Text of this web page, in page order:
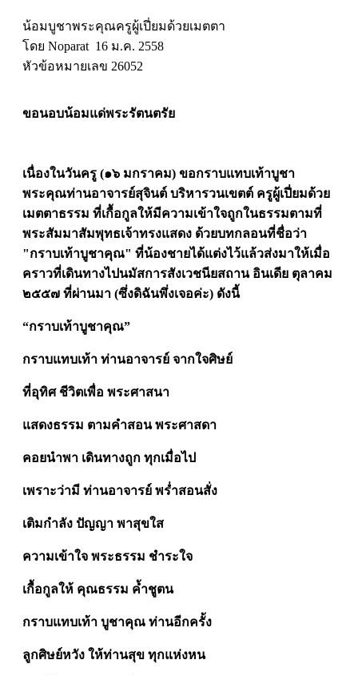
น้อมบูชาพระคุณครูผู้เปี่ยมด้วยเมตตา
โดย Noparat 16 ม.ค. 2558
หัวข้อหมายเลข 26052
ขอนอบน้อมแด่พระรัตนตรัย
เนื่องในวันครู (๑๖ มกราคม) ขอกราบแทบเท้าบูชา
พระคุณท่านอาจารย์สุจินต์ บริหารวนเขตต์ ครูผู้เปี่ยมด้วย
เมตตาธรรม ที่เกื้อกูลให้มีความเข้าใจถูกในธรรมตามที่
พระสัมมาสัมพุทธเจ้าทรงแสดง ด้วยบทกลอนที่ชื่อว่า
"กราบเท้าบูชาคุณ" ที่น้องชายได้แต่งไว้แล้วส่งมาให้เมื่อ
คราวที่เดินทางไปนมัสการสังเวชนียสถาน อินเดีย ตุลาคม
๒๕๕๗ ที่ผ่านมา (ซึ่งดิฉันพึ่งเจอค่ะ) ดังนี้
“กราบเท้าบูชาคุณ”
กราบแทบเท้า ท่านอาจารย์ จากใจศิษย์
ที่อุทิศ ชีวิตเพื่อ พระศาสนา
แสดงธรรม ตามคำสอน พระศาสดา
คอยนำพา เดินทางถูก ทุกเมื่อไป
เพราะว่ามี ท่านอาจารย์ พร่ำสอนสั่ง
เติมกำลัง ปัญญา พาสุขใส
ความเข้าใจ พระธรรม ชำระใจ
เกื้อกูลให้ คุณธรรม ค้ำชูตน
กราบแทบเท้า บูชาคุณ ท่านอีกครั้ง
ลูกศิษย์หวัง ให้ท่านสุข ทุกแห่งหน